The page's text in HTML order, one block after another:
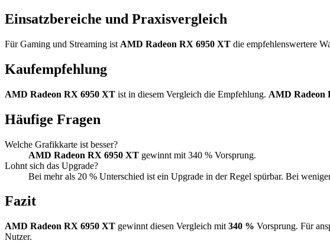
Einsatzbereiche und Praxisvergleich
Für Gaming und Streaming ist AMD Radeon RX 6950 XT die empfehlenswertere
Kaufempfehlung
AMD Radeon RX 6950 XT ist in diesem Vergleich die Empfehlung. AMD Radeon
Häufige Fragen
Welche Grafikkarte ist besser?
AMD Radeon RX 6950 XT gewinnt mit 340 % Vorsprung.
Lohnt sich das Upgrade?
Bei mehr als 20 % Unterschied ist ein Upgrade in der Regel spürbar. Bei
Fazit
AMD Radeon RX 6950 XT gewinnt diesen Vergleich mit 340 % Vorsprung. Für
Nutzer.